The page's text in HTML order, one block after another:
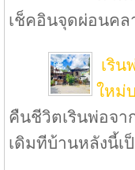
เช็คอินจุดผ่อนคล
เริน
ใหม่
คืนชีวิตเรินพ่อจา
เดิมทีบ้านหลังนี้เ